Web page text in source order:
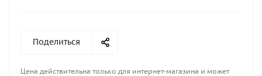
Поделиться
Цена действительна только для интернет-магазина и может